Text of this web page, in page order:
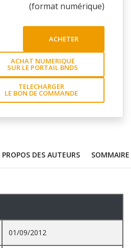
(format numérique)
ACHETER
ACHAT NUMERIQUE
SUR LE PORTAIL BNDS
TELECHARGER
LE BON DE COMMANDE
PROPOS DES AUTEURS SOMMAIRE
01/09/2012